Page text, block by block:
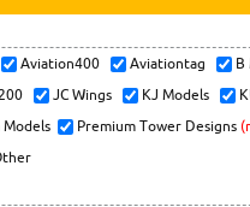
Aviation400 Aviationtag
B
JC Wings KJ Models
Models Premium Tower Designs